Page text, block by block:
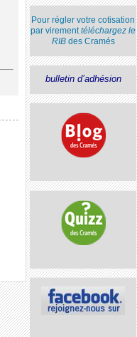
Pour régler votre cotisation
par virementtéléchargez le
RIBdes Cramés
bulletin d’adhésion